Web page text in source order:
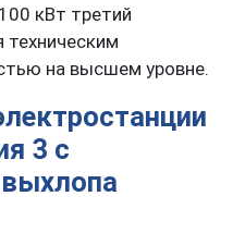
кВт третий
на высшем уровне.
3 с